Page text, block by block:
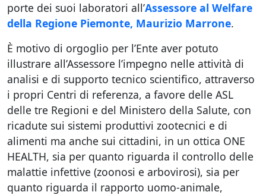
porte dei suoi laboratori all’Assessore al Welfare
della Regione Piemonte, Maurizio Marrone.
È motivo di orgoglio per l’Ente aver potuto
illustrare all’Assessore l’impegno nelle attività di
analisi e di supporto tecnico scientifico, attraverso
i propri Centri di referenza, a favore delle ASL
delle tre Regioni e del Ministero della Salute, con
ricadute sui sistemi produttivi zootecnici e di
alimenti ma anche sui cittadini, in un ottica ONE
HEALTH, sia per quanto riguarda il controllo delle
malattie infettive (zoonosi e arbovirosi), sia per
quanto riguarda il rapporto uomo-animale,